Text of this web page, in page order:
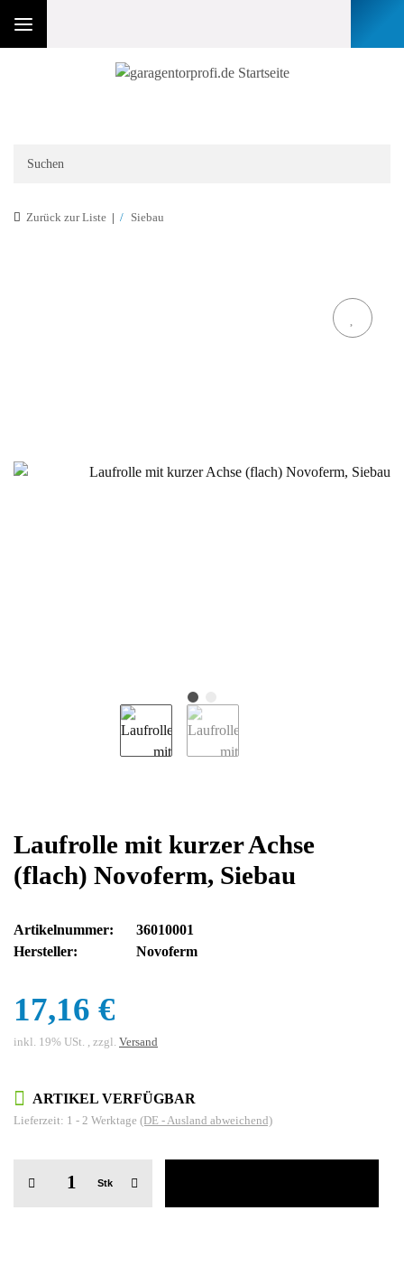
Zurück zur Liste Siebau
Laufrolle mit kurzer Achse
(flach) Novoferm, Siebau
Artikelnummer:
36010001
Hersteller:
Novoferm
17,16 €
inkl. 19% USt. , zzgl. Versand
ARTIKEL VERFÜGBAR
Lieferzeit: 1 - 2 Werktage (DE - Ausland abweichend)
Stk